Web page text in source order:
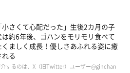
「小さくて心配だった」生後2カ月の子
は約6年後、ゴハンをモリモリ食べて
くましく成長！優しさあふれる姿に癒
れる
するのは、X（旧Twitter）ユーザー@ginchan